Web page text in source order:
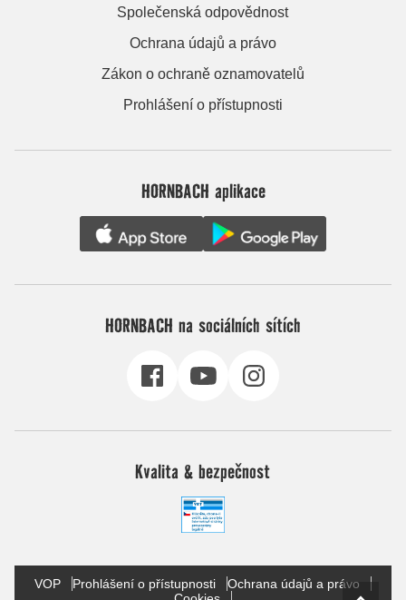
Společenská odpovědnost
Ochrana údajů a právo
Zákon o ochraně oznamovatelů
Prohlášení o přístupnosti
HORNBACH aplikace
HORNBACH na sociálních sítích
Kvalita & bezpečnost
VOP Prohlášení o přístupnosti
Ochrana údajů a právo